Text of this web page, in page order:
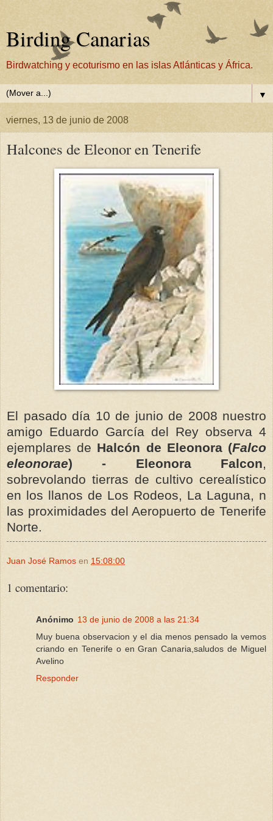
Birding Canarias
Birdwatching y ecoturismo en las islas Atlánticas y África.
▼
viernes, 13 de junio de 2008
Halcones de Eleonor en Tenerife
El pasado día 10 de junio de 2008 nuestro
amigo Eduardo García del Rey observa 4
ejemplares de Halcón de Eleonora (Falco
eleonorae) - Eleonora Falcon,
sobrevolando tierras de cultivo cerealístico
en los llanos de Los Rodeos, La Laguna, n
las proximidades del Aeropuerto de Tenerife
Norte.
Juan José Ramos en 15:08:00
1 comentario:
Anónimo 13 de junio de 2008 a las 21:34
Muy buena observacion y el dia menos pensado la vemos
criando en Tenerife o en Gran Canaria,saludos de Miguel
Avelino
Responder